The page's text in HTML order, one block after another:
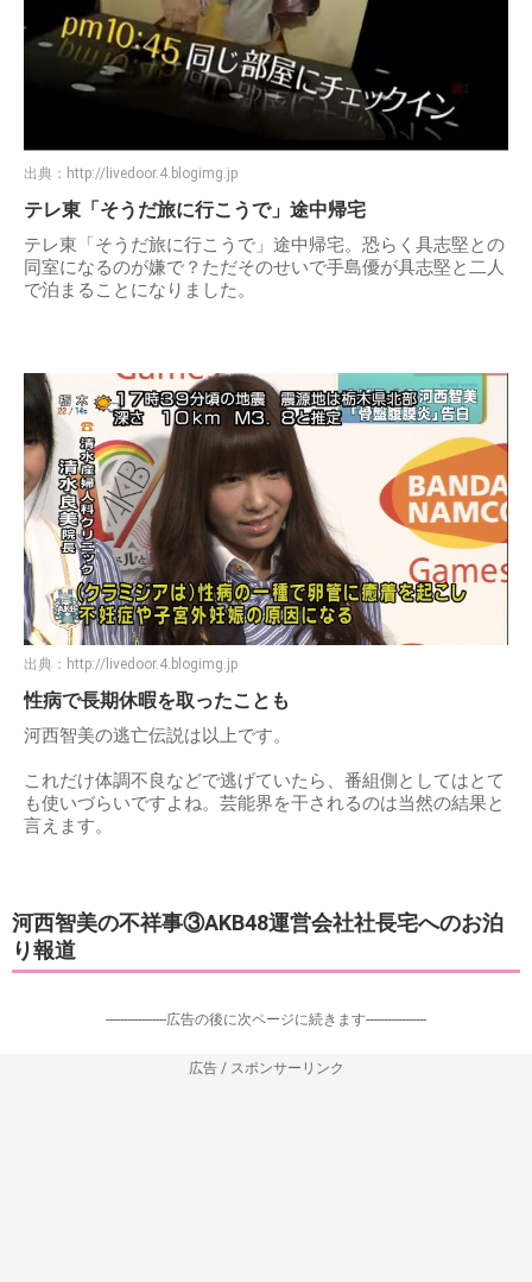
出典： http://livedoor.4.blogimg.jp
テレ東「そうだ旅に行こうで」途中帰宅
テレ東「そうだ旅に行こうで」途中帰宅。恐らく具志堅との
同室になるのが嫌で？ただそのせいで手島優が具志堅と二人
で泊まることになりました。
出典： http://livedoor.4.blogimg.jp
性病で長期休暇を取ったことも
河西智美の逃亡伝説は以上です。
これだけ体調不良などで逃げていたら、番組側としてはとて
も使いづらいですよね。芸能界を干されるのは当然の結果と
言えます。
河西智美の不祥事③AKB48運営会社社長宅へのお泊
り報道
-----------------広告の後に次ページに続きます-----------------
広告 / スポンサーリンク